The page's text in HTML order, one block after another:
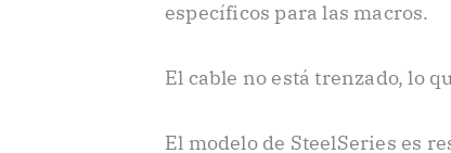
específicos para las macros.
El cable no está trenzado, lo
El modelo de SteelSeries es